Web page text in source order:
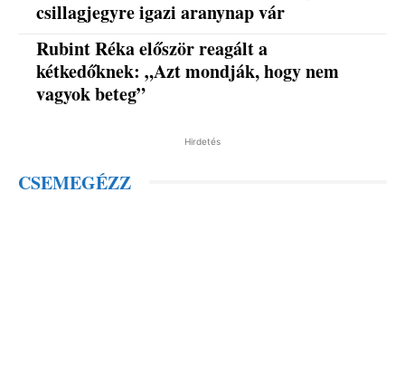
csillagjegyre igazi aranynap vár
Rubint Réka először reagált a
kétkedőknek: „Azt mondják, hogy nem
vagyok beteg”
Hirdetés
CSEMEGÉZZ